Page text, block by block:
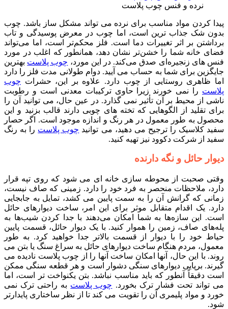
نرده و فنس چوب پلاست
پیدا کردن مواد مناسب برای نرده می تواند مشکل ساز باشد. چوب
بدون شک جذاب ترین است، اما چوب در معرض پوسیدگی و تاب
برداشتن بر اثر تغییرات دما است. فلز محکم‌تر است، اما می‌تواند
فضای خانه شما را خشن‌تر نشان دهد، همانطور که اغلب در مورد
فنس های زنجیره‌ای صدق می‌کند. در این مورد، چوب پلاست بهترین
جایگزین برای شما به حساب می آیید. دوام طولانی مدت فلز را دارد
اما ظاهری روستایی از چوب دارد. علاوه بر این، حشرات چوب
پلاست را نمی خورند زیرا حاوی ترکیبات معدنی است و رطوبت
ناشی از محیط بر آن تأثیر نمی گذارد. در عین حال، می توانید آن را
برای تقلید از الگوهایی که تخته های چوبی دارند قالب بزنید و این
محصول به طور معمول در هر رنگ و اندازه موجود است. اگر حصار
سفید کلاسیک را ترجیح می دهید، می توانید چوب پلاست را به رنگ
سفید از شرکت دکوود نیز تهیه کنید.
دیوار حائل و نگه دارنده
وقتی صحبت از محوطه سازی خانه ای می شود که روی تپه قرار
دارد، ملاحظات منحصر به فرد خود را دارد. زمینی که صاف نیست،
زمانی که گرانش آن را به سمت پایین می کشد، تمایل به جابجایی
دارد. یک اقدام متقابل موثر برای این امر، ساخت دیوارهای حائل
است. این سازه‌ها به شما امکان می‌دهند با جدا کردن شیب‌ها به
پله‌های صاف، زمین را هموار کنید. با یک دیوار حائل، قسمت پایین
حیاط خود را با دیوار از قسمت بالاتر جدا خواهید کرد. به طور
معمول، مردم هنگام ساخت دیوارهای حائل به سراغ سنگ یا بتن می
روند. با این حال، آنها امکان ساخت آنها را از چوب پلاست نادیده می
گیرند. برپایی دیوارهای سنگی دشوار است و هر قطعه سنگی ممکن
است دقیقاً آنطور که باید مناسب نباشد. بتن یکنواخت تر است، اما
می تواند تحت فشار ترک بخورد. چوب پلاست به راحتی ترک نمی
خورد و مواد پلیمری آن را تقویت می کند تا از نظر ساختاری پایدارتر
شود.